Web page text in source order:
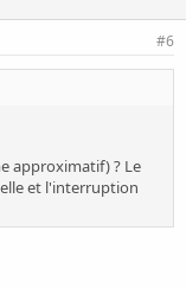
#6
approximatif) ? Le
et l'interruption